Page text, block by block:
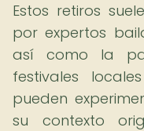
Estos retiros
por expertos
así como la
festivales
pueden
su contexto